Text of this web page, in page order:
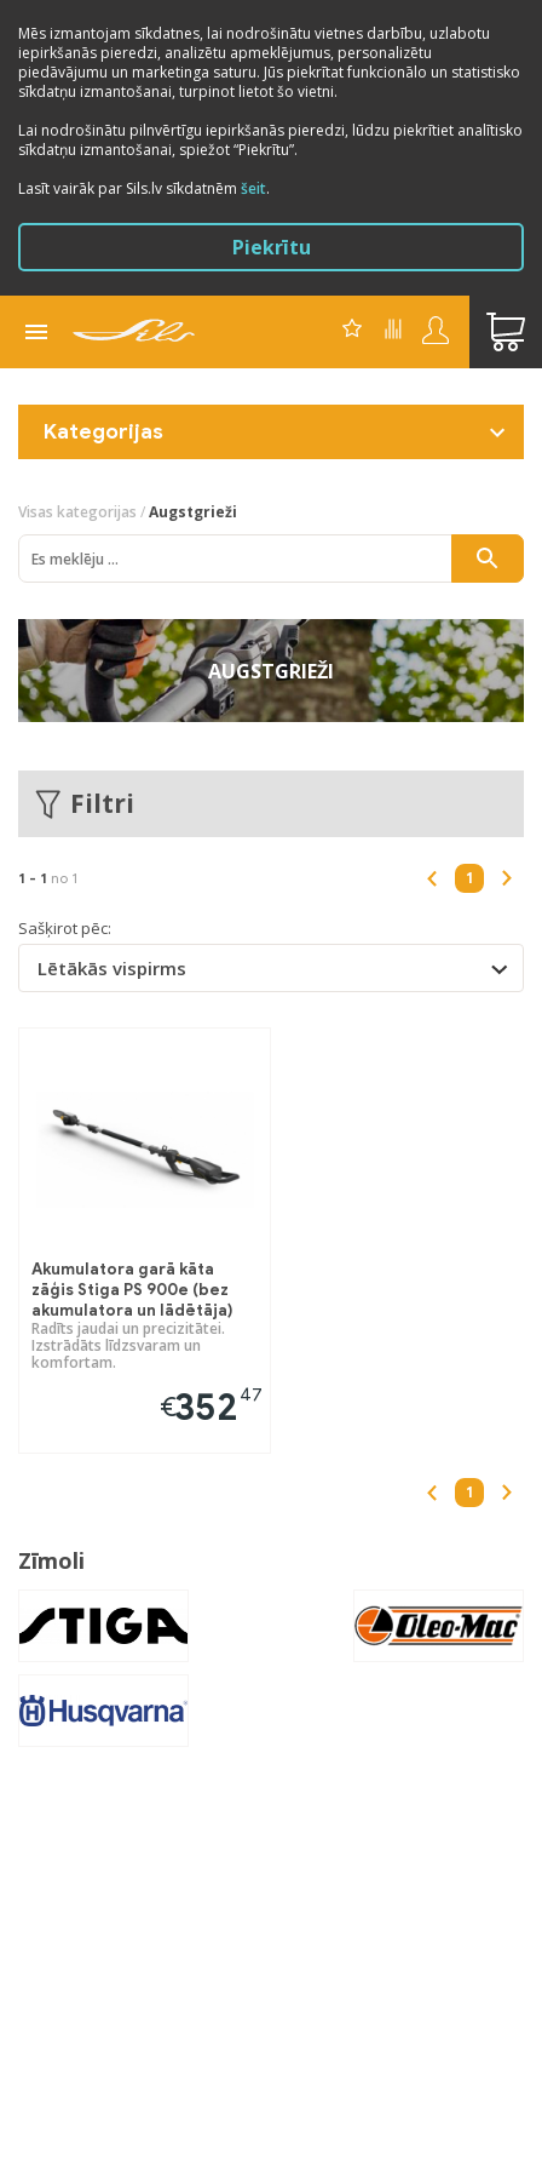
Mēs izmantojam sīkdatnes, lai nodrošinātu vietnes darbību, uzlabotu
iepirkšanās pieredzi, analizētu apmeklējumus, personalizētu
piedāvājumu un marketinga saturu. Jūs piekrītat funkcionālo un statistisko
sīkdatņu izmantošanai, turpinot lietot šo vietni.
Lai nodrošinātu pilnvērtīgu iepirkšanās pieredzi, lūdzu piekrītiet analītisko
sīkdatņu izmantošanai, spiežot “Piekrītu”.
Lasīt vairāk par Sils.lv sīkdatnēm šeit.
Piekrītu
Kategorijas
Visas kategorijas /Augstgrieži
AUGSTGRIEŽI
Filtri
1 - 1 no 1 1
Sašķirot pēc:
Lētākās vispirms
Akumulatora garā kāta
zāģis Stiga PS 900e (bez
akumulatora un lādētāja)
Radīts jaudai un precizitātei.
Izstrādāts līdzsvaram un
komfortam.
€352 47
1
Zīmoli